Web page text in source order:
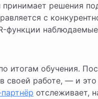
решения
с
функции
итогам обучения.
своей работе, — и
отслеживает,